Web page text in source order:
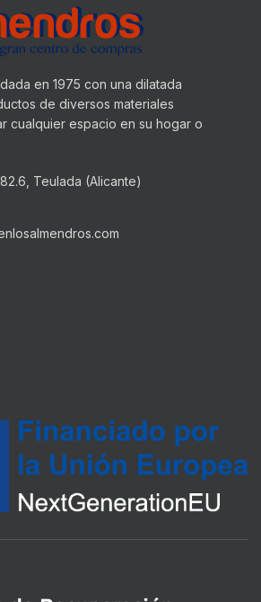
en 1975 con una dilatada
de diversos materiales
cualquier espacio en su hogar o
Teulada (Alicante)